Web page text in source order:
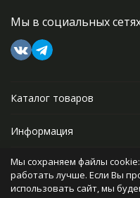
Мы в социальных
Каталог товаров
Информация
Прочее
Мы сохраняем файлы cookie:
работать лучше. Если Вы
использовать сайт, мы